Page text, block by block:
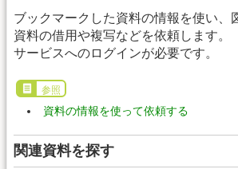
ブックマークした資料の情報を使い、
資料の借用や複写などを依頼します。
サービスへのログインが必要です。
参照
資料の情報を使って依頼する
関連資料を探す